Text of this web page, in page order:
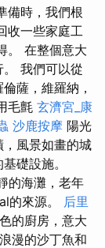
備時，我們根
收一些家庭工
。 在整個意大
我們可以從
薩，維羅納，
毛氈 玄濟宮_康
沙鹿按摩 陽光
風景如畫的城
礎設施。
的海灘，老年
的來源。
后里
的廚房，意大
浪漫的沙丁魚和